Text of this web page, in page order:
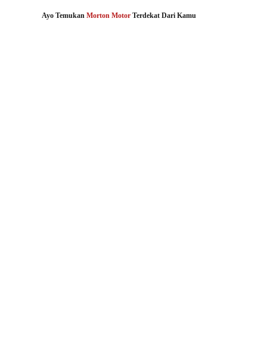
Ayo Temukan Morton Motor Terdekat Dari Kamu